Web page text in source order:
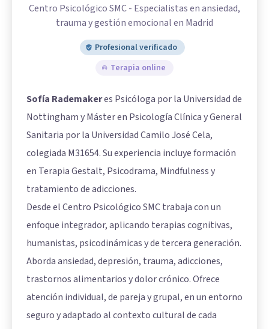
Centro Psicológico SMC - Especialistas en ansiedad,
trauma y gestión emocional en Madrid
Profesional verificado
Terapia online
Sofía Rademakeres Psicóloga por la Universidad de
Nottingham y Máster en Psicología Clínica y General
Sanitaria por la Universidad Camilo José Cela,
colegiada M31654. Su experiencia incluye formación
en Terapia Gestalt, Psicodrama, Mindfulness y
tratamiento de adicciones.
Desde el Centro Psicológico SMC trabaja con un
enfoque integrador, aplicando terapias cognitivas,
humanistas, psicodinámicas y de tercera generación.
Aborda ansiedad, depresión, trauma, adicciones,
trastornos alimentarios y dolor crónico. Ofrece
atención individual, de pareja y grupal, en un entorno
seguro y adaptado al contexto cultural de cada